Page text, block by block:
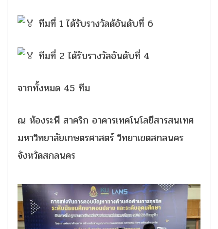
ทีมที่ 1 ได้รับรางวัลด้อันดับที่ 6
ทีมที่ 2 ได้รับรางวัลอันดับที่ 4
จากทั้งหมด 45 ทีม
ณ ห้องระพี สาคริก อาคารเทคโนโลยีสารสนเทศ
มหาวิทยาลัยเกษตรศาสตร์ วิทยาเขตสกลนคร
จังหวัดสกลนคร